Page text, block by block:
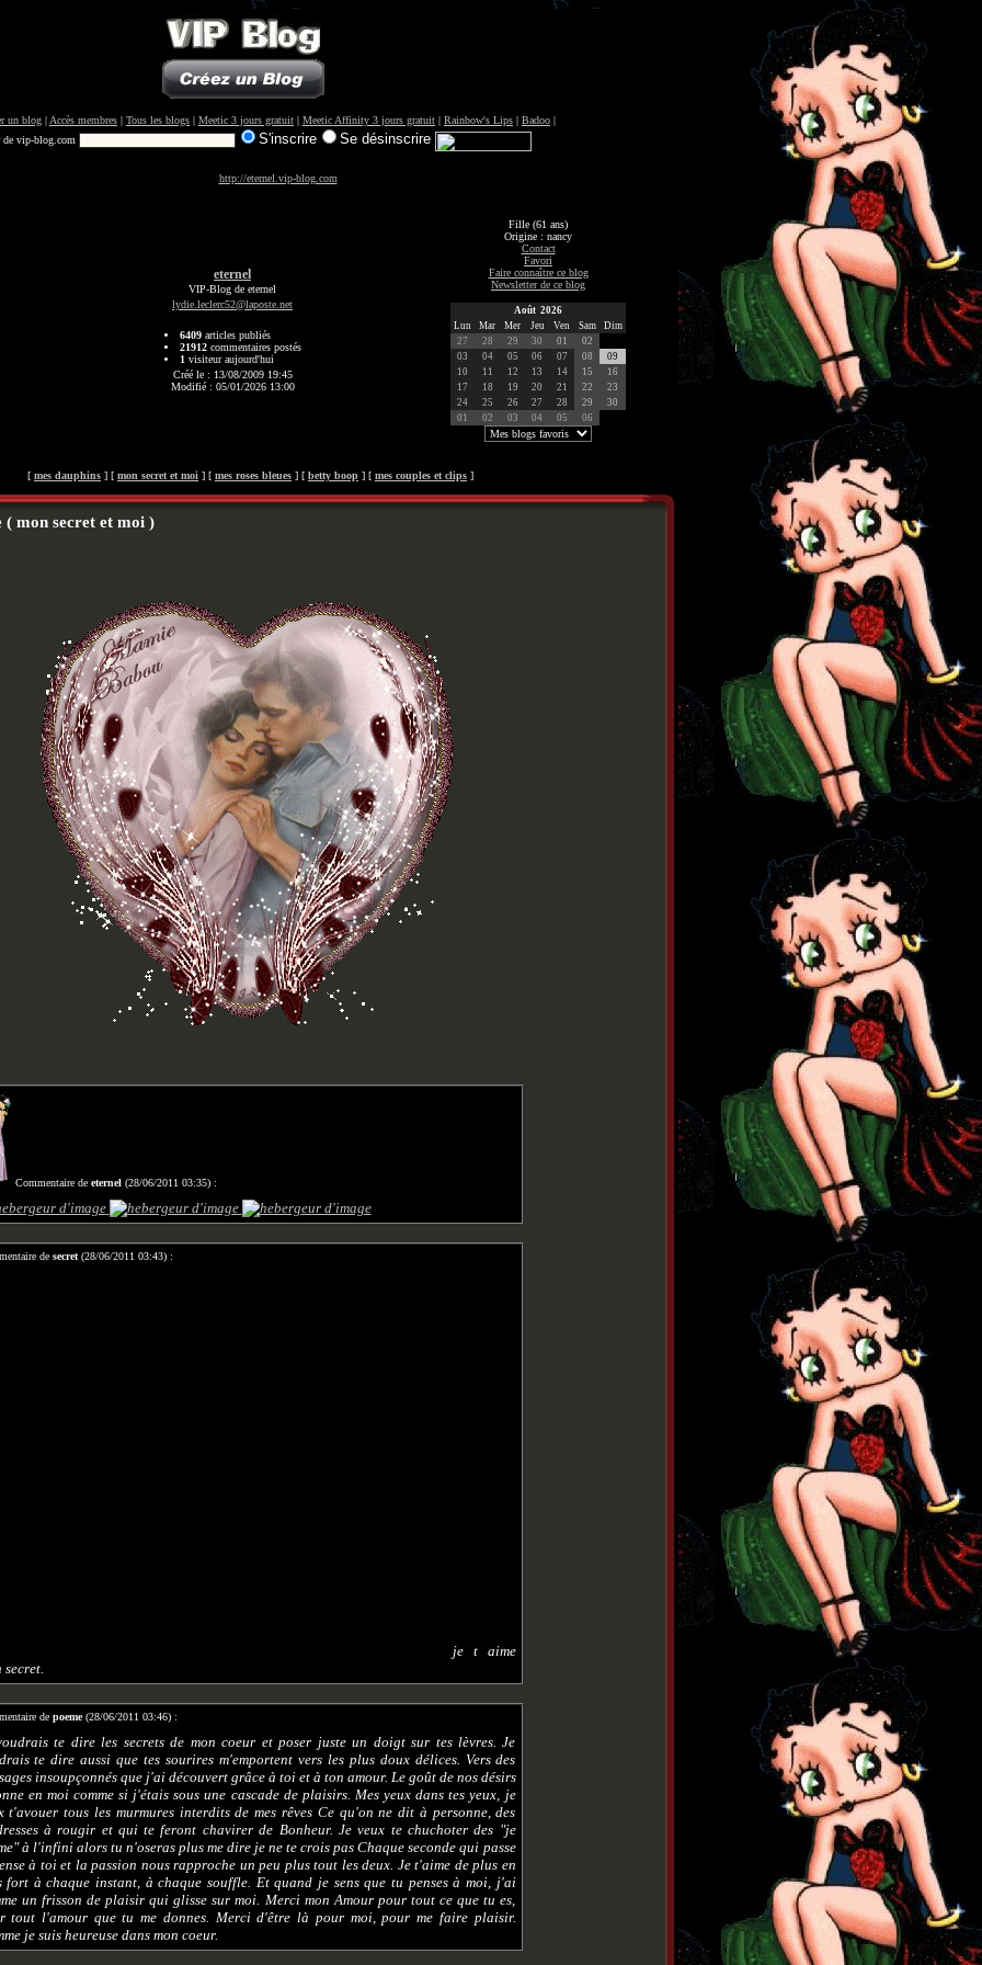
un blog | Accès membres | Tous les blogs | Meetic 3 jours gratuit | Meetic Affinity 3 jours gratuit | Rainbow's Lips | Badoo |
de vip-blog.com
S'inscrire Se désinscrire
http://eternel.vip-blog.com
eternel
VIP-Blog de eternel
lydie.leclerc52@laposte.net
6409articles publiés
21912commentaires postés
1 visiteur aujourd'hui
Créé le : 13/08/2009 19:45
Modifié : 05/01/2026 13:00
Fille (61 ans)
Origine : nancy
Contact
Favori
Faire connaître ce blog
Newsletter de ce blog
Août 2026
Lun
Mar Mer Jeu Ven Sam
Dim
27
28 29 30 01
02
03
04 05 06 07 08
09
10
11 12 13 14 15
16
17
18 19 20 21 22
23
24
25 26 27 28 29
30
01
02 03 04 05 06
[ mes dauphins ] [ mon secret et moi ] [ mes roses bleues ] [ betty boop ] [ mes couples et clips ]
( mon secret et moi )
Commentaire de eternel(28/06/2011 03:35) :
de secret(28/06/2011 03:43) :
je t aime
secret.
de poeme(28/06/2011 03:46) :
te dire les secrets de mon coeur et poser juste un doigt sur tes lèvres. Je
te dire aussi que tes sourires m'emportent vers les plus doux délices. Vers des
insoupçonnés que j'ai découvert grâce à toi et à ton amour. Le goût de nos désirs
en moi comme si j'étais sous une cascade de plaisirs. Mes yeux dans tes yeux, je
t'avouer tous les murmures interdits de mes rêves Ce qu'on ne dit à personne, des
à rougir et qui te feront chavirer de Bonheur. Je veux te chuchoter des "je
à l'infini alors tu n'oseras plus me dire je ne te crois pas Chaque seconde qui passe
à toi et la passion nous rapproche un peu plus tout les deux. Je t'aime de plus en
fort à chaque instant, à chaque souffle. Et quand je sens que tu penses à moi, j'ai
un frisson de plaisir qui glisse sur moi. Merci mon Amour pour tout ce que tu es,
tout l'amour que tu me donnes. Merci d'être là pour moi, pour me faire plaisir.
je suis heureuse dans mon coeur.